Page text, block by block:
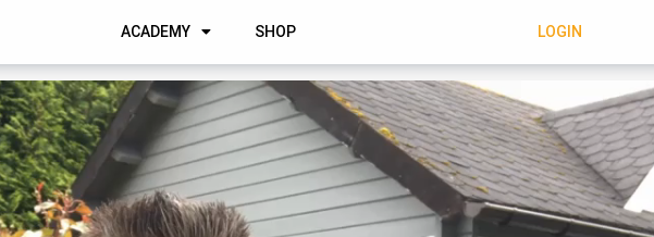
ACADEMY SHOP LOGIN